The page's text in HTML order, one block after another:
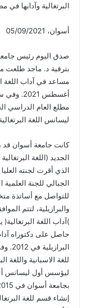
البرتغالية وآدابها في
أسوان، 05/09/2021
صدق اليوم رئيس
بترقية د. ماجد طلعت
أغسطس
مطلع العام الدراسي
ليسانس اللغة
كانت جامعة أسوان
الجديد (اللغة
الذي أقرت لجنته العليا
الجبالي للجنة
للتواصل مع أساتذة
والبرازيلية، لتتم
حاصل على دكتوراه
للغة الاسبانية واللغة
ليؤسس أول ليسانس
إنشاء قسم للغة